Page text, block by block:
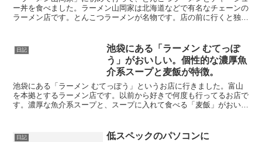
ー丼を食べました。ラーメン山岡家は北海道などで有名なチェーンの
ラーメン店です。とんこつラーメンが名物です。店の前に行くと独特
日記
池袋にある「ラーメン むてっぽ
う」がおいしい。個性的な濃厚魚
介系スープと麦飯が特徴。
池袋にある「ラーメン むてっぽう」というお店に行きました。富山
を本拠とするラーメン店です。以前から好きで何度も行ってるお店で
す。濃厚な魚介系スープと、スープに入れて食べる「麦飯」がおいし
日記
低スペックのパソコンに